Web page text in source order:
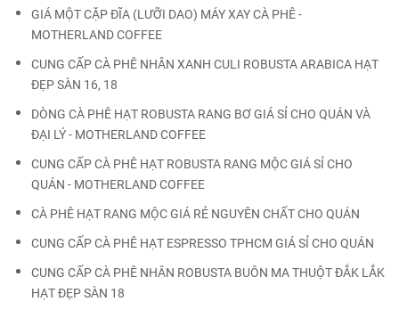
GIÁ MỘT CẶP ĐĨA (LƯỠI DAO) MÁY XAY CÀ PHÊ -
MOTHERLAND COFFEE
CUNG CẤP CÀ PHÊ NHÂN XANH CULI ROBUSTA ARABICA HẠT
ĐẸP SÀN 16, 18
DÒNG CÀ PHÊ HẠT ROBUSTA RANG BƠ GIÁ SỈ CHO QUÁN VÀ
ĐẠI LÝ - MOTHERLAND COFFEE
CUNG CẤP CÀ PHÊ HẠT ROBUSTA RANG MỘC GIÁ SỈ CHO
QUÁN - MOTHERLAND COFFEE
CÀ PHÊ HẠT RANG MỘC GIÁ RẺ NGUYÊN CHẤT CHO QUÁN
CUNG CẤP CÀ PHÊ HẠT ESPRESSO TPHCM GIÁ SỈ CHO QUÁN
CUNG CẤP CÀ PHÊ NHÂN ROBUSTA BUÔN MA THUỘT ĐẮK LẮK
HẠT ĐẸP SÀN 18